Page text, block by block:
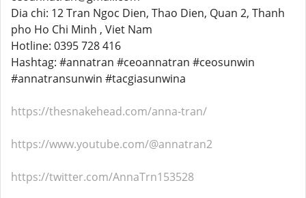
Dia chi: 12 Tran Ngoc Dien, Thao Dien, Quan 2, Thanh
pho Ho Chi Minh , Viet Nam
Hotline: 0395 728 416
Hashtag: #annatran #ceoannatran #ceosunwin
#annatransunwin #tacgiasunwina
https://thesnakehead.com/anna-tran/
https://www.youtube.com/@annatran2
https://twitter.com/AnnaTrn153528